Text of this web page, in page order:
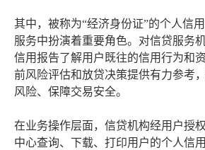
其中，被称为“经济身份证”的个人信
服务中扮演着重要角色。对信贷服务
信用报告了解用户既往的信用行为和
前风险评估和放贷决策提供有力参考
风险、保障交易安全。
在业务操作层面，信贷机构经用户授
中心查询、下载、打印用户的个人信